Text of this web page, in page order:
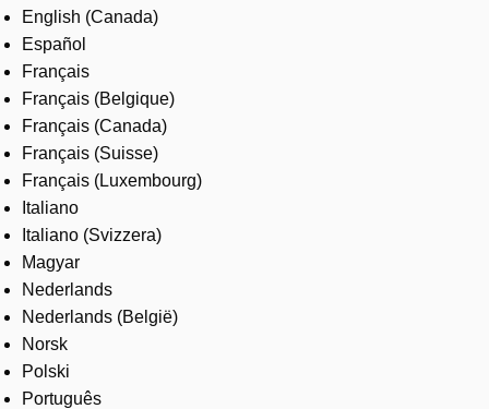
English (Canada)
Español
Français
Français (Belgique)
Français (Canada)
Français (Suisse)
Français (Luxembourg)
Italiano
Italiano (Svizzera)
Magyar
Nederlands
Nederlands (België)
Norsk
Polski
Português